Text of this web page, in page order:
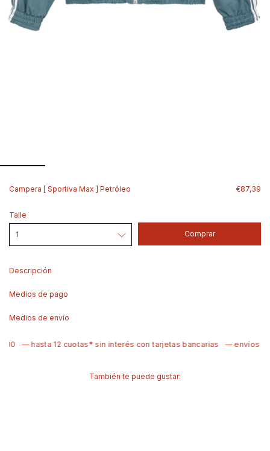
Campera [ Sportiva Max ] Petróleo €87,39
Talle
Descripción
Medios de pago
Medios de envío
— hasta 12 cuotas* sin interés con tarjetas bancarias — envíos
También te puede gustar: